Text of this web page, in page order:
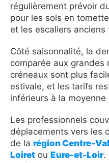
régulièrement prévoir
pour les sols en
et les escaliers anciens
Côté saisonnalité, la
comparée aux grandes
créneaux sont plus
estivale, et les tarifs
inférieurs à la moyenne
Les professionnels
déplacements vers les
de la région Centre-
Loiret ou Eure-et-Loir.